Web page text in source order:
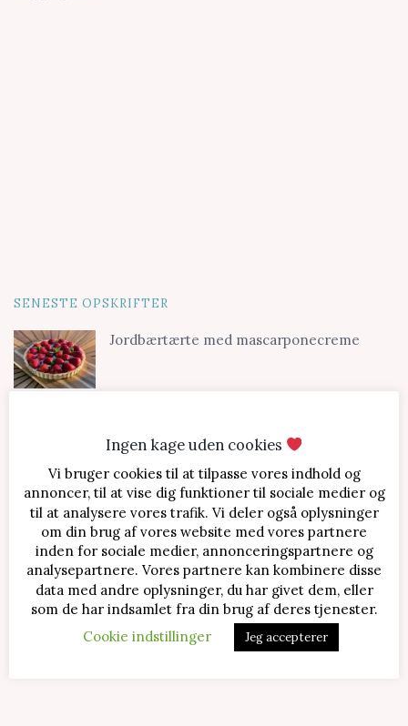
SENESTE OPSKRIFTER
Jordbærtærte med mascarponecreme
Salat med jordbær og mozzarella
Stracciatella is i ismaskine
Ingen kage uden cookies
Vi bruger cookies til at tilpasse vores indhold og
annoncer, til at vise dig funktioner til sociale medier og
til at analysere vores trafik. Vi deler også oplysninger
om din brug af vores website med vores partnere
inden for sociale medier, annonceringspartnere og
analysepartnere. Vores partnere kan kombinere disse
data med andre oplysninger, du har givet dem, eller
som de har indsamlet fra din brug af deres tjenester.
Cookie indstillinger
Jeg accepterer